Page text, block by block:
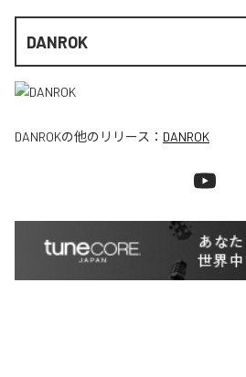
DANROK
DANROKの他のリリース： DANROK